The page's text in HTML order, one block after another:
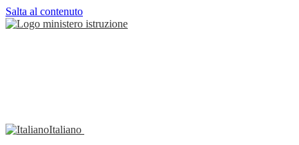
Salta al contenuto
Italiano